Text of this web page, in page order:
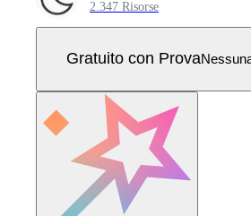
2.347 Risorse
Gratuito con Prova